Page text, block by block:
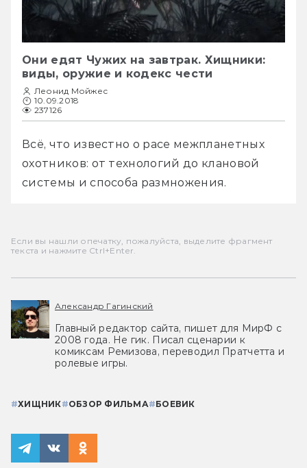
Они едят Чужих на завтрак. Хищники:
виды, оружие и кодекс чести
Леонид Мойжес
10.09.2018
237126
Всё, что известно о расе межпланетных
охотников: от технологий до клановой
системы и способа размножения.
Если вы нашли опечатку, пожалуйста, выделите фрагмент
текста и нажмите Ctrl+Enter.
Александр Гагинский
Главный редактор сайта, пишет для МирФ с
2008 года. Не гик. Писал сценарии к
комиксам Ремизова, переводил Пратчетта и
ролевые игры.
#ХИЩНИК#ОБЗОР ФИЛЬМА#БОЕВИК